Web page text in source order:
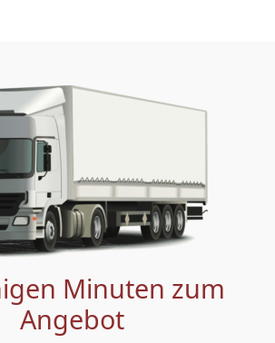
Minuten zum
Angebot